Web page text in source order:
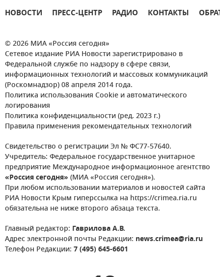
НОВОСТИ ПРЕСС-ЦЕНТР РАДИО КОНТАКТЫ
© 2026 МИА «Россия сегодня»
Сетевое издание РИА Новости зарегистрировано в
Федеральной службе по надзору в сфере связи,
информационных технологий и массовых коммуникаций
(Роскомнадзор) 08 апреля 2014 года.
Политика использования Cookie и автоматического
логирования
Политика конфиденциальности (ред. 2023 г.)
Правила применения рекомендательных технологий
Свидетельство о регистрации Эл № ФС77-57640.
Учредитель: Федеральное государственное унитарное
предприятие Международное информационное агентство
«Россия сегодня» (МИА «Россия сегодня»).
При любом использовании материалов и новостей сайта
РИА Новости Крым гиперссылка на https://crimea.ria.ru
обязательна не ниже второго абзаца текста.
Главный редактор: Гаврилова А.В.
Адрес электронной почты Редакции: news.crimea@ria.ru
Телефон Редакции: 7 (495) 645-6601